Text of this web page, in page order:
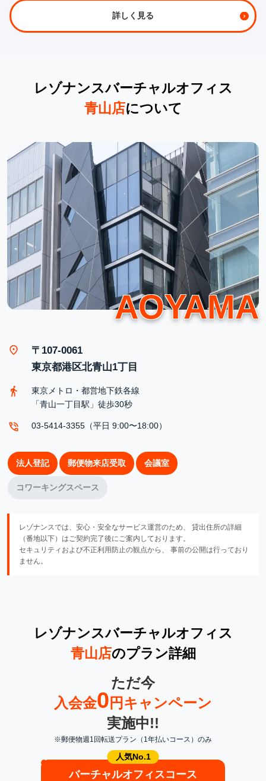
詳しく見る
レゾナンスバーチャルオフィス
青山店について
〒107-0061
東京都港区北青山1丁目
東京メトロ・都営地下鉄各線
「青山一丁目駅」徒歩30秒
03-5414-3355（平日 9:00〜18:00）
法人登記 郵便物来店受取 会議室
コワーキングスペース
レゾナンスでは、安心・安全なサービス運営のため、 貸出住所の詳細
（番地以下）はご契約完了後にご案内しております。
セキュリティおよび不正利用防止の観点から、 事前の公開は行っており
ません。
レゾナンスバーチャルオフィス
青山店のプラン詳細
ただ今
入会金0 円キャンペーン
実施中!!
※郵便物週1回転送プラン（1年払いコース）のみ
バーチャルオフィスコース